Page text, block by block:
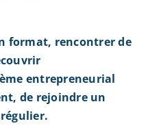
format, rencontrer de
entrepreneurial
de rejoindre un